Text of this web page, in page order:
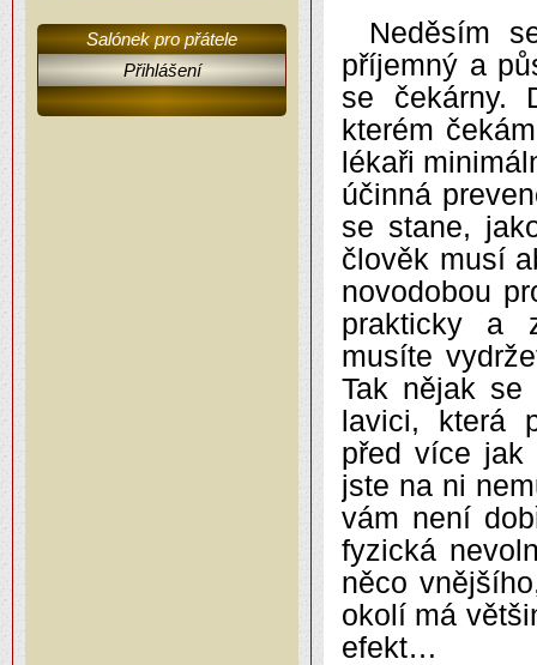
Salónek pro přátele
Přihlášení
Neděsím
příjemný a
se čekárny.
kterém
lékaři
účinná
se stane,
člověk musí
novodobou
prakticky a
musíte
Tak nějak se
lavici, která
před více jak
jste na ni
vám není
fyzická
něco
okolí má
efekt…